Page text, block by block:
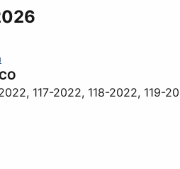
117-2022, 118-2022, 119-